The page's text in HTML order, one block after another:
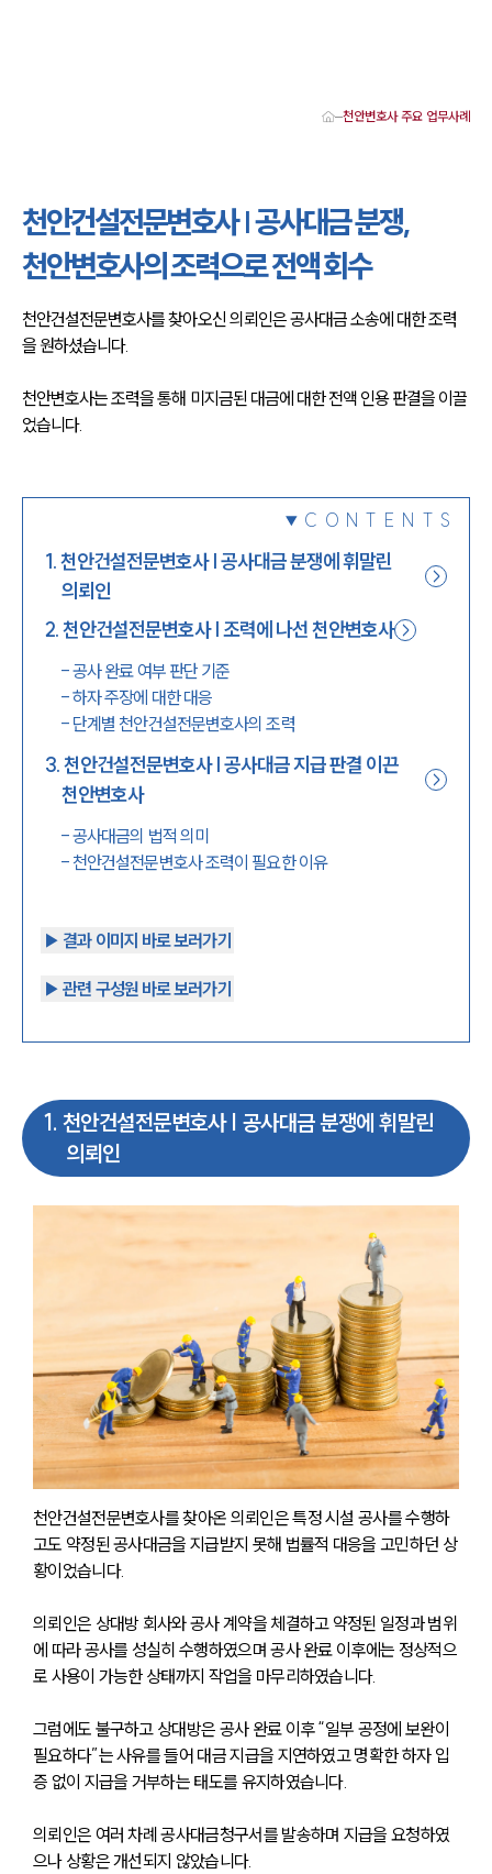
천안이혼전문변호사
천안학교폭력변호사
천안부동산변호사
천안음주운전·교통사고변호사
천안변호사 업무분야
천안변호사 주요 업무사례
천안 분사무소 오시는 길
채용정보
천안변호사 주요 업무사례
천안건설전문변호사 | 공사대금 분쟁,
천안변호사의 조력으로 전액 회수
천안건설전문변호사를 찾아오신 의뢰인은 공사대금 소송에 대한 조력
을 원하셨습니다.
천안변호사는 조력을 통해 미지금된 대금에 대한 전액 인용 판결을 이끌
었습니다.
CONTENTS
1.천안건설전문변호사 | 공사대금 분쟁에 휘말린
의뢰인
2.천안건설전문변호사 | 조력에 나선 천안변호사
-공사 완료 여부 판단 기준
-하자 주장에 대한 대응
- 단계별 천안건설전문변호사의 조력
3.천안건설전문변호사 | 공사대금 지급 판결 이끈
천안변호사
-공사대금의 법적 의미
- 천안건설전문변호사 조력이 필요한 이유
▶︎ 결과 이미지 바로 보러가기
▶︎ 관련 구성원 바로 보러가기
1. 천안건설전문변호사 | 공사대금 분쟁에 휘말린
의뢰인
천안건설전문변호사를 찾아온 의뢰인은 특정 시설 공사를 수행하
고도 약정된 공사대금을 지급받지 못해 법률적 대응을 고민하던 상
황이었습니다.
의뢰인은 상대방 회사와 공사 계약을 체결하고 약정된 일정과 범위
에 따라 공사를 성실히 수행하였으며 공사 완료 이후에는 정상적으
로 사용이 가능한 상태까지 작업을 마무리하였습니다.
그럼에도 불구하고 상대방은 공사 완료 이후 “일부 공정에 보완이
필요하다”는 사유를 들어 대금 지급을 지연하였고 명확한 하자 입
증 없이 지급을 거부하는 태도를 유지하였습니다.
의뢰인은 여러 차례 공사대금청구서를 발송하며 지급을 요청하였
으나 상황은 개선되지 않았습니다.